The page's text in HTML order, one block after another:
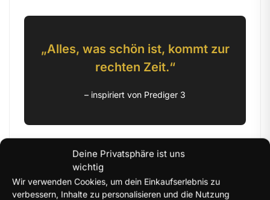
Deine Privatsphäre ist uns
wichtig
Wir verwenden Cookies, um dein Einkaufserlebnis zu
verbessern, Inhalte zu personalisieren und die Nutzung
„Alles, was schön ist, kommt zur
rechten Zeit.“
– inspiriert von Prediger 3
Elegante Tennisketten für stilvolle Looks
DieMoissanit Tenniskettendieser Kollektion verbinden
luxuriöses Funkeln mit moderner Eleganz. Besonders